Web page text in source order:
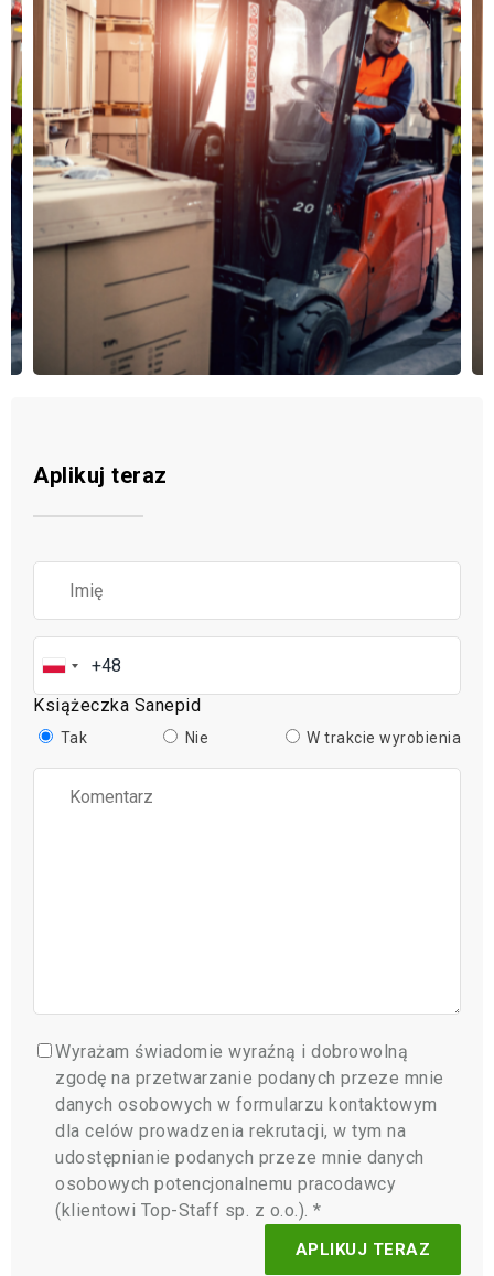
Aplikuj teraz
Książeczka Sanepid
Tak Nie W trakcie wyrobienia
Wyrażam świadomie wyraźną i dobrowolną
zgodę na przetwarzanie podanych przeze mnie
danych osobowych w formularzu kontaktowym
dla celów prowadzenia rekrutacji, w tym na
udostępnianie podanych przeze mnie danych
osobowych potencjonalnemu pracodawcy
(klientowi Top-Staff sp. z o.o.). *